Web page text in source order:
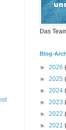
Das
Blog-
► 2026
► 2025
► 2024
► 2023
► 2022
► 2021